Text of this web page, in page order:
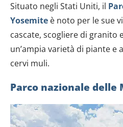
Situato negli Stati Uniti, il
Yosemite è noto per le sue
cascate, scogliere di granito
un’ampia varietà di piante e
cervi muli.
Parco nazionale delle